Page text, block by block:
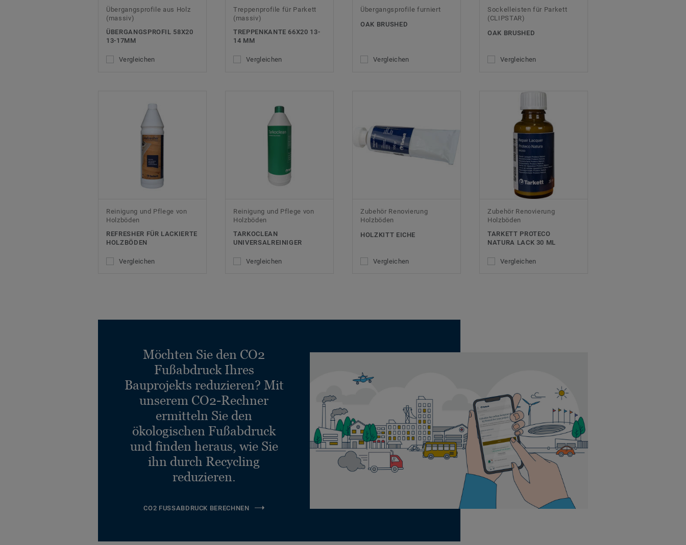
Übergangsprofile aus Holz
(massiv)
ÜBERGANGSPROFIL 58X20
13-17MM
Vergleichen
Treppenprofile für Parkett
(massiv)
TREPPENKANTE 66X20 13-
14 MM
Vergleichen
Übergangsprofile furniert
OAK BRUSHED
Vergleichen
Sockelleisten für Parkett
(CLIPSTAR)
OAK BRUSHED
Vergleichen
Reinigung und Pflege von
Holzböden
REFRESHER FÜR LACKIERTE
HOLZBÖDEN
Vergleichen
Reinigung und Pflege von
Holzböden
TARKOCLEAN
UNIVERSALREINIGER
Vergleichen
Zubehör Renovierung
Holzböden
HOLZKITT EICHE
Vergleichen
Zubehör Renovierung
Holzböden
TARKETT PROTECO
NATURA LACK 30 ML
Vergleichen
Möchten Sie den CO2
Fußabdruck Ihres
Bauprojekts reduzieren? Mit
unserem CO2-Rechner
ermitteln Sie den
ökologischen Fußabdruck
und finden heraus, wie Sie
ihn durch Recycling
reduzieren.
CO2 FUSSABDRUCK BERECHNEN